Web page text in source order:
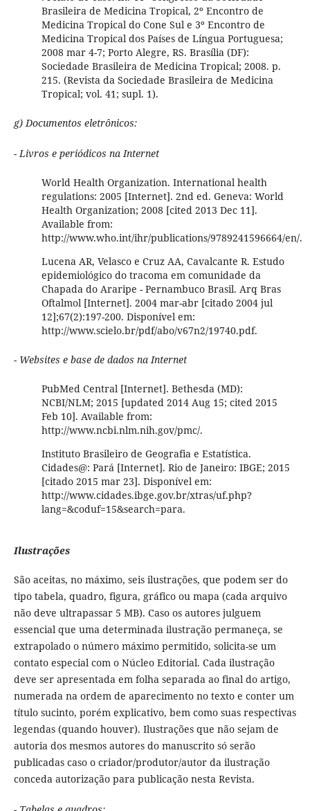
Brasileira de Medicina Tropical, 2º Encontro de
Medicina Tropical do Cone Sul e 3º Encontro de
Medicina Tropical dos Países de Língua Portuguesa;
2008 mar 4-7; Porto Alegre, RS. Brasília (DF):
Sociedade Brasileira de Medicina Tropical; 2008. p.
215. (Revista da Sociedade Brasileira de Medicina
Tropical; vol. 41; supl. 1).
g) Documentos eletrônicos:
- Livros e periódicos na Internet
World Health Organization. International health
regulations: 2005 [Internet]. 2nd ed. Geneva: World
Health Organization; 2008 [cited 2013 Dec 11].
Available from:
http://www.who.int/ihr/publications/9789241596664/en/.
Lucena AR, Velasco e Cruz AA, Cavalcante R. Estudo
epidemiológico do tracoma em comunidade da
Chapada do Araripe - Pernambuco Brasil. Arq Bras
Oftalmol [Internet]. 2004 mar-abr [citado 2004 jul
12];67(2):197-200. Disponível em:
http://www.scielo.br/pdf/abo/v67n2/19740.pdf.
- Websites e base de dados na Internet
PubMed Central [Internet]. Bethesda (MD):
NCBI/NLM; 2015 [updated 2014 Aug 15; cited 2015
Feb 10]. Available from:
http://www.ncbi.nlm.nih.gov/pmc/.
Instituto Brasileiro de Geografia e Estatística.
Cidades@: Pará [Internet]. Rio de Janeiro: IBGE; 2015
[citado 2015 mar 23]. Disponível em:
http://www.cidades.ibge.gov.br/xtras/uf.php?
lang=&coduf=15&search=para.
Ilustrações
São aceitas, no máximo, seis ilustrações, que podem ser do
tipo tabela, quadro, figura, gráfico ou mapa (cada arquivo
não deve ultrapassar 5 MB). Caso os autores julguem
essencial que uma determinada ilustração permaneça, se
extrapolado o número máximo permitido, solicita-se um
contato especial com o Núcleo Editorial. Cada ilustração
deve ser apresentada em folha separada ao final do artigo,
numerada na ordem de aparecimento no texto e conter um
título sucinto, porém explicativo, bem como suas respectivas
legendas (quando houver). Ilustrações que não sejam de
autoria dos mesmos autores do manuscrito só serão
publicadas caso o criador/produtor/autor da ilustração
conceda autorização para publicação nesta Revista.